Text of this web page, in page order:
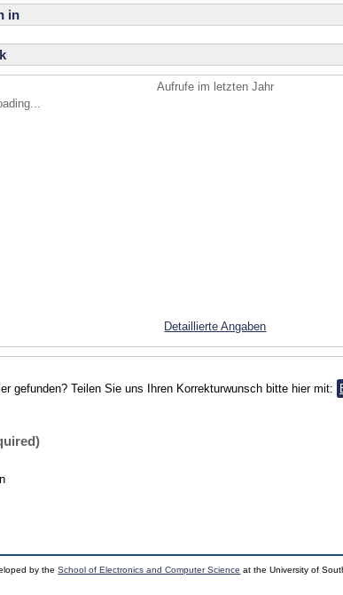
in
Aufrufe im letzten Jahr
Detaillierte Angaben
gefunden? Teilen Sie uns Ihren Korrekturwunsch bitte hier mit:
by theSchool of Electronics and Computer Science at the University of